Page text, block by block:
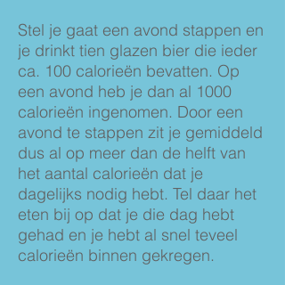
Stel je gaat een avond stappen en
je drinkt tien glazen bier die ieder
ca. 100 calorieën bevatten. Op
een avond heb je dan al 1000
calorieën ingenomen. Door een
avond te stappen zit je gemiddeld
dus al op meer dan de helft van
het aantal calorieën dat je
dagelijks nodig hebt. Tel daar het
eten bij op dat je die dag hebt
gehad en je hebt al snel teveel
calorieën binnen gekregen.